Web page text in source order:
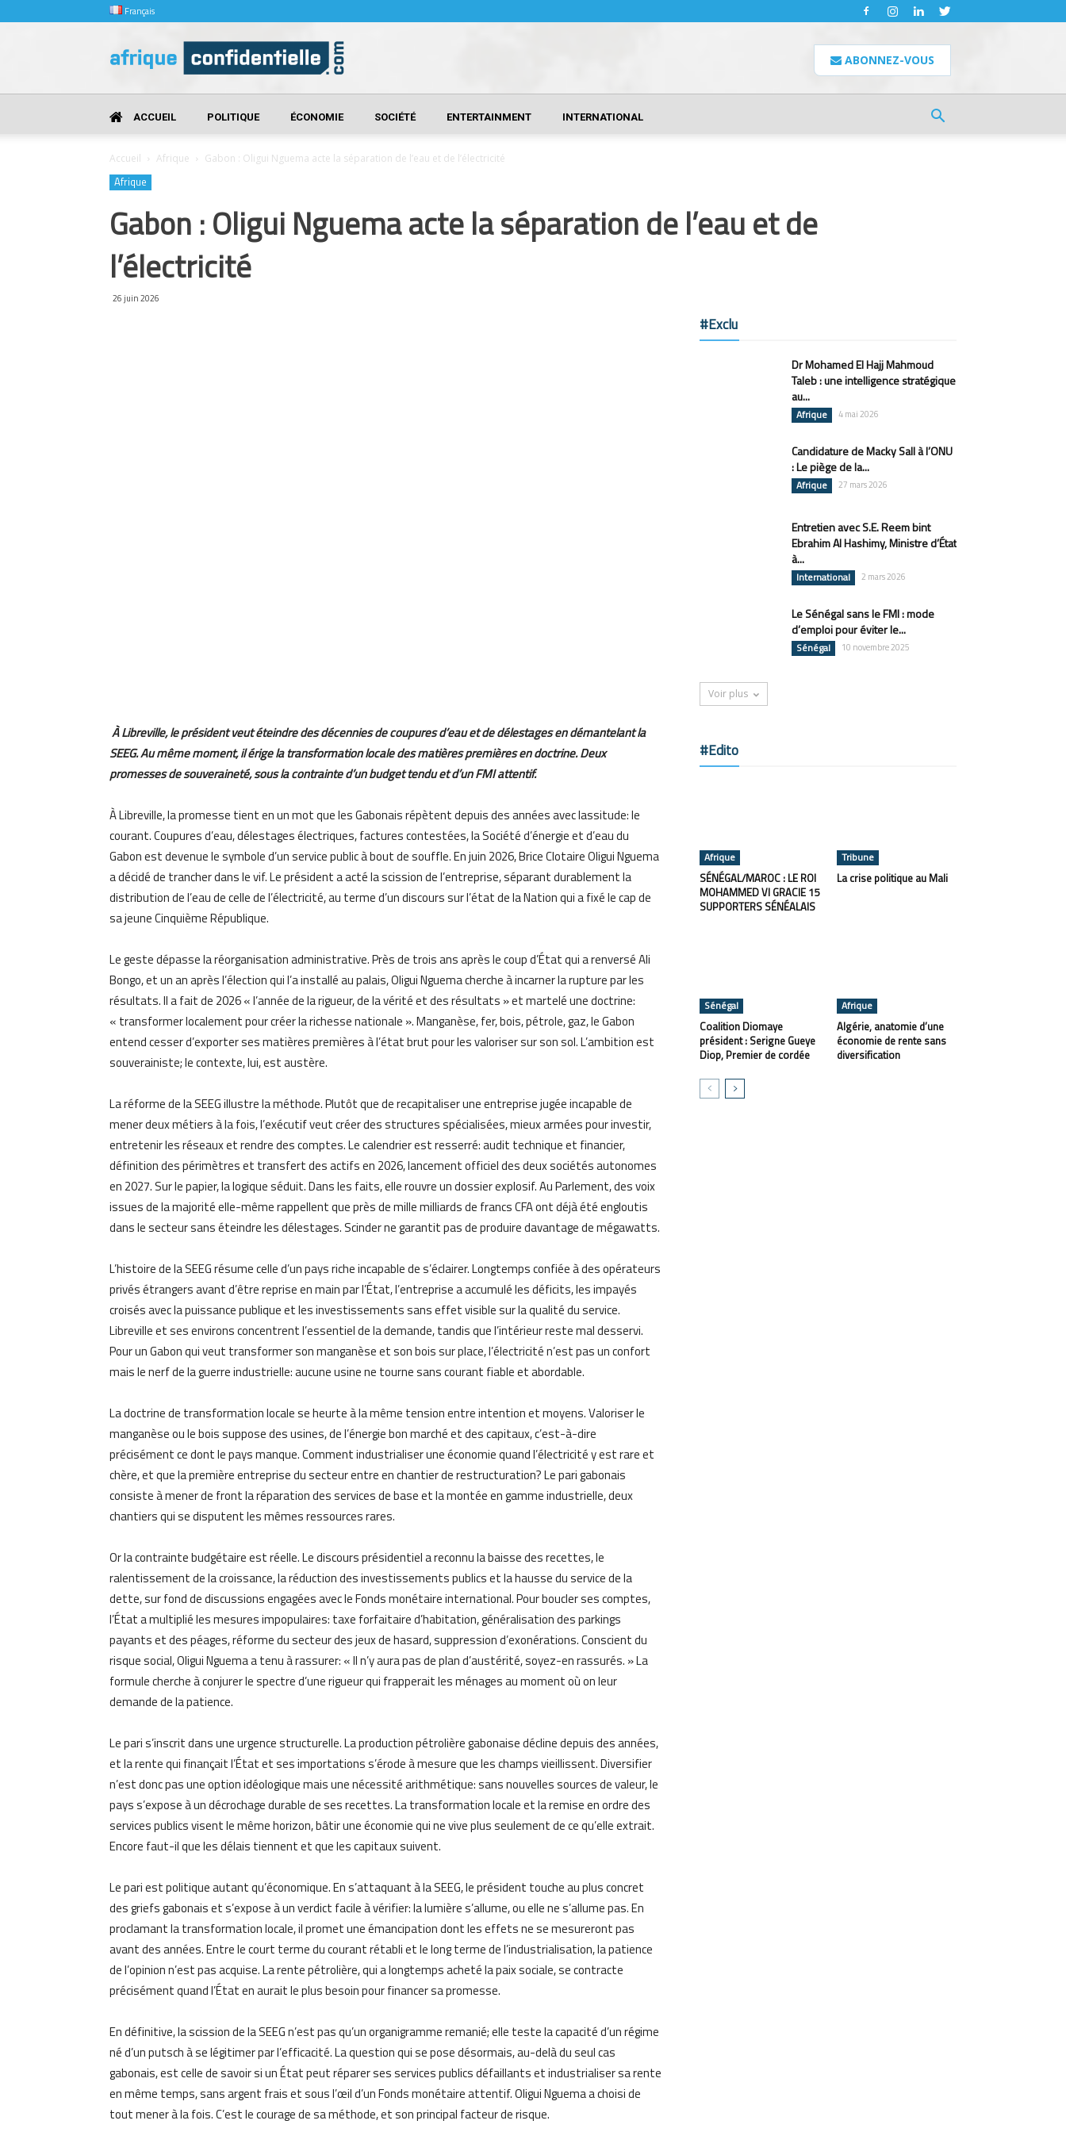
Français
Confidentielle
ABONNEZ-VOUS
ACCUEIL POLITIQUE ÉCONOMIE SOCIÉTÉ ENTERTAINMENT INTERNATIONAL
Accueil Afrique Gabon : Oligui Nguema acte la séparation de l’eau et de l’électricité
Afrique
Gabon : Oligui Nguema acte la séparation de l’eau et de
l’électricité
26 juin 2026
À Libreville, le président veut éteindre des décennies de coupures d’eau et de délestages en démantelant la
SEEG. Au même moment, il érige la transformation locale des matières premières en doctrine. Deux
promesses de souveraineté, sous la contrainte d’un budget tendu et d’un FMI attentif.
À Libreville, la promesse tient en un mot que les Gabonais répètent depuis des années avec lassitude: le
courant. Coupures d’eau, délestages électriques, factures contestées, la Société d’énergie et d’eau du
Gabon est devenue le symbole d’un service public à bout de souffle. En juin 2026, Brice Clotaire Oligui Nguema
a décidé de trancher dans le vif. Le président a acté la scission de l’entreprise, séparant durablement la
distribution de l’eau de celle de l’électricité, au terme d’un discours sur l’état de la Nation qui a fixé le cap de
sa jeune Cinquième République.
Le geste dépasse la réorganisation administrative. Près de trois ans après le coup d’État qui a renversé Ali
Bongo, et un an après l’élection qui l’a installé au palais, Oligui Nguema cherche à incarner la rupture par les
résultats. Il a fait de 2026 « l’année de la rigueur, de la vérité et des résultats » et martelé une doctrine:
« transformer localement pour créer la richesse nationale ». Manganèse, fer, bois, pétrole, gaz, le Gabon
entend cesser d’exporter ses matières premières à l’état brut pour les valoriser sur son sol. L’ambition est
souverainiste; le contexte, lui, est austère.
La réforme de la SEEG illustre la méthode. Plutôt que de recapitaliser une entreprise jugée incapable de
mener deux métiers à la fois, l’exécutif veut créer des structures spécialisées, mieux armées pour investir,
entretenir les réseaux et rendre des comptes. Le calendrier est resserré: audit technique et financier,
définition des périmètres et transfert des actifs en 2026, lancement officiel des deux sociétés autonomes
en 2027. Sur le papier, la logique séduit. Dans les faits, elle rouvre un dossier explosif. Au Parlement, des voix
issues de la majorité elle-même rappellent que près de mille milliards de francs CFA ont déjà été engloutis
dans le secteur sans éteindre les délestages. Scinder ne garantit pas de produire davantage de mégawatts.
L’histoire de la SEEG résume celle d’un pays riche incapable de s’éclairer. Longtemps confiée à des opérateurs
privés étrangers avant d’être reprise en main par l’État, l’entreprise a accumulé les déficits, les impayés
croisés avec la puissance publique et les investissements sans effet visible sur la qualité du service.
Libreville et ses environs concentrent l’essentiel de la demande, tandis que l’intérieur reste mal desservi.
Pour un Gabon qui veut transformer son manganèse et son bois sur place, l’électricité n’est pas un confort
mais le nerf de la guerre industrielle: aucune usine ne tourne sans courant fiable et abordable.
La doctrine de transformation locale se heurte à la même tension entre intention et moyens. Valoriser le
manganèse ou le bois suppose des usines, de l’énergie bon marché et des capitaux, c’est-à-dire
précisément ce dont le pays manque. Comment industrialiser une économie quand l’électricité y est rare et
chère, et que la première entreprise du secteur entre en chantier de restructuration? Le pari gabonais
consiste à mener de front la réparation des services de base et la montée en gamme industrielle, deux
chantiers qui se disputent les mêmes ressources rares.
Or la contrainte budgétaire est réelle. Le discours présidentiel a reconnu la baisse des recettes, le
ralentissement de la croissance, la réduction des investissements publics et la hausse du service de la
dette, sur fond de discussions engagées avec le Fonds monétaire international. Pour boucler ses comptes,
l’État a multiplié les mesures impopulaires: taxe forfaitaire d’habitation, généralisation des parkings
payants et des péages, réforme du secteur des jeux de hasard, suppression d’exonérations. Conscient du
risque social, Oligui Nguema a tenu à rassurer: « Il n’y aura pas de plan d’austérité, soyez-en rassurés. » La
formule cherche à conjurer le spectre d’une rigueur qui frapperait les ménages au moment où on leur
demande de la patience.
Le pari s’inscrit dans une urgence structurelle. La production pétrolière gabonaise décline depuis des années,
et la rente qui finançait l’État et ses importations s’érode à mesure que les champs vieillissent. Diversifier
n’est donc pas une option idéologique mais une nécessité arithmétique: sans nouvelles sources de valeur, le
pays s’expose à un décrochage durable de ses recettes. La transformation locale et la remise en ordre des
services publics visent le même horizon, bâtir une économie qui ne vive plus seulement de ce qu’elle extrait.
Encore faut-il que les délais tiennent et que les capitaux suivent.
Le pari est politique autant qu’économique. En s’attaquant à la SEEG, le président touche au plus concret
des griefs gabonais et s’expose à un verdict facile à vérifier: la lumière s’allume, ou elle ne s’allume pas. En
proclamant la transformation locale, il promet une émancipation dont les effets ne se mesureront pas
avant des années. Entre le court terme du courant rétabli et le long terme de l’industrialisation, la patience
de l’opinion n’est pas acquise. La rente pétrolière, qui a longtemps acheté la paix sociale, se contracte
précisément quand l’État en aurait le plus besoin pour financer sa promesse.
En définitive, la scission de la SEEG n’est pas qu’un organigramme remanié; elle teste la capacité d’un régime
né d’un putsch à se légitimer par l’efficacité. La question qui se pose désormais, au-delà du seul cas
gabonais, est celle de savoir si un État peut réparer ses services publics défaillants et industrialiser sa rente
en même temps, sans argent frais et sous l’œil d’un Fonds monétaire attentif. Oligui Nguema a choisi de
tout mener à la fois. C’est le courage de sa méthode, et son principal facteur de risque.
#Exclu
Dr Mohamed El Hajj Mahmoud
Taleb : une intelligence stratégique
au...
Afrique 4 mai 2026
Candidature de Macky Sall à l’ONU
: Le piège de la...
Afrique 27 mars 2026
Entretien avec S.E. Reem bint
Ebrahim Al Hashimy, Ministre d’État
à...
International 2 mars 2026
Le Sénégal sans le FMI : mode
d’emploi pour éviter le...
Sénégal 10 novembre 2025
Voir plus
#Edito
Afrique
SÉNÉGAL/MAROC : LE ROI
MOHAMMED VI GRACIE 15
SUPPORTERS SÉNÉALAIS
Tribune
La crise politique au Mali
Sénégal
Coalition Diomaye
président : Serigne Gueye
Diop, Premier de cordée
Afrique
Algérie, anatomie d’une
économie de rente sans
diversification